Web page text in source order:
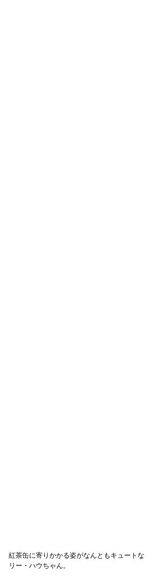
紅茶缶に寄りかかる姿がなんともキュートな
リー・ハウちゃん。